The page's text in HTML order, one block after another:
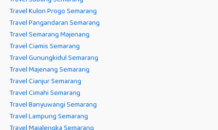
Travel Kulon Progo Semarang
Travel Pangandaran Semarang
Travel Semarang Majenang
Travel Ciamis Semarang
Travel Gunungkidul Semarang
Travel Majenang Semarang
Travel Cianjur Semarang
Travel Cimahi Semarang
Travel Banyuwangi Semarang
Travel Lampung Semarang